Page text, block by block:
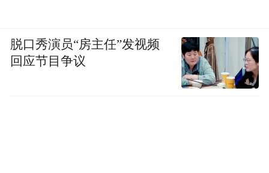
脱口秀演员“房主任”发视频
回应节目争议